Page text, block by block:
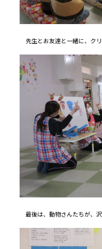
先生とお友達と一緒に、クリ
最後は、動物さんたちが、沢